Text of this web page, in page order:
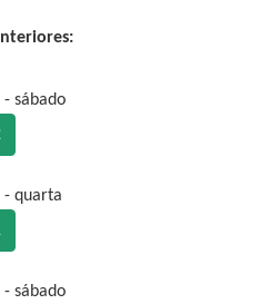
sábado
quarta
sábado